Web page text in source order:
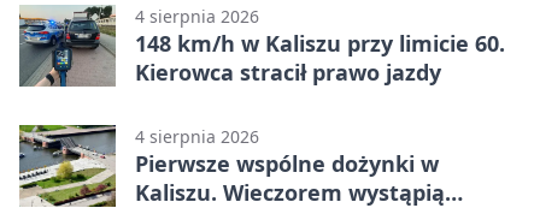
4 sierpnia 2026
148 km/h w Kaliszu przy limicie 60.
Kierowca stracił prawo jazdy
4 sierpnia 2026
Pierwsze wspólne dożynki w
Kaliszu. Wieczorem wystąpią